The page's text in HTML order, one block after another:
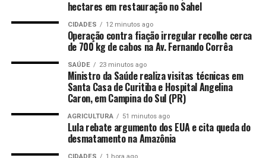
Nesta segunda-feira (30), policiais receberam medalha
por ações relevantes à segurança pública, muitas nas
quais estiveram em risco iminente de morte durante
atendimento de ocorrências policiais. A ‘Medalha
Honorífica da Secretaria de Segurança Pública’ foi
concedida a 83 policiais militares e civis e membros da
“Em 16 anos como policial nunca havia me sentido tão
acolhido e valorizado em meu trabalho”, disse o sargento
Rodolfo Eloi Amiky, logo após receber a honraria. A ação
hectares em restauração no Sahel
CIDADES 12 minutos ago
Operação contra fiação irregular recolhe cerca
de 700 kg de cabos na Av. Fernando Corrêa
SAÚDE 23 minutos ago
Ministro da Saúde realiza visitas técnicas em
Santa Casa de Curitiba e Hospital Angelina
Caron, em Campina do Sul (PR)
AGRICULTURA 51 minutos ago
Lula rebate argumento dos EUA e cita queda do
desmatamento na Amazônia
CIDADES 1 hora ago